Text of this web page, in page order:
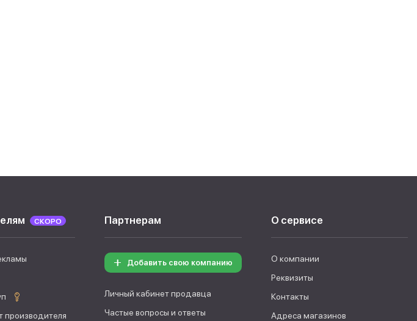
СКОРО
производителя
Партнерам
Добавить свою компанию
Личный кабинет продавца
Частые вопросы и ответы
О сервисе
О компании
Реквизиты
Контакты
Адреса магазинов